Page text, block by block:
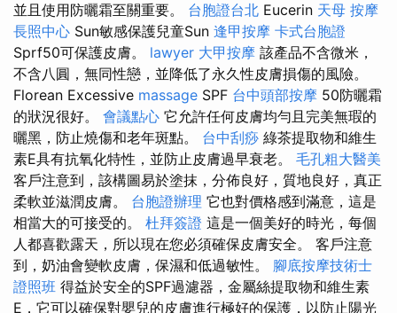
並且使用防曬霜至關重要。 台胞證台北 Eucerin 天母 按摩
長照中心 Sun敏感保護兒童Sun 逢甲按摩 卡式台胞證
Sprf50可保護皮膚。 lawyer 大甲按摩 該產品不含微米，
不含八圓，無同性戀，並降低了永久性皮膚損傷的風險。
Florean Excessive massage SPF 台中頭部按摩 50防曬霜
的狀況很好。 會議點心 它允許任何皮膚均勻且完美無瑕的
曬黑，防止燒傷和老年斑點。 台中刮痧 綠茶提取物和維生
素E具有抗氧化特性，並防止皮膚過早衰老。 毛孔粗大醫美
客戶注意到，該構圖易於塗抹，分佈良好，質地良好，真正
柔軟並滋潤皮膚。 台胞證辦理 它也對價格感到滿意，這是
相當大的可接受的。 杜拜簽證 這是一個美好的時光，每個
人都喜歡露天，所以現在您必須確保皮膚安全。 客戶注意
到，奶油會變軟皮膚，保濕和低過敏性。 腳底按摩技術士
證照班 得益於安全的SPF過濾器，金屬絲提取物和維生素
E，它可以確保對嬰兒的皮膚進行極好的保護，以防止陽光